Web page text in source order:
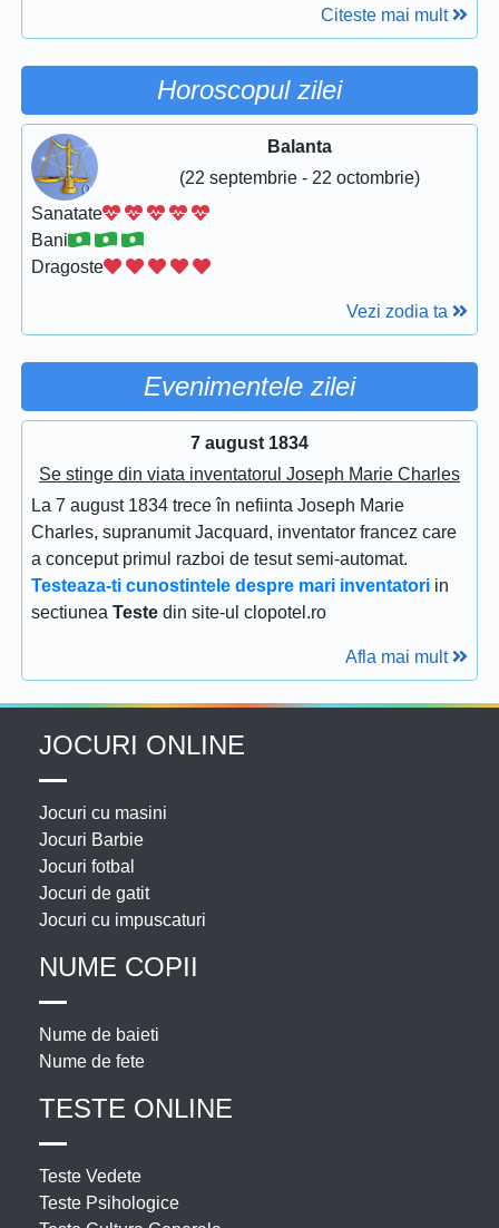
Citeste mai mult
Horoscopul zilei
Balanta
(22 septembrie - 22 octombrie)
Sanatate
Bani
Dragoste
Vezi zodia ta
Evenimentele zilei
7 august 1834
Se stinge din viata inventatorul Joseph Marie Charles
La 7 august 1834 trece în nefiinta Joseph Marie
Charles, supranumit Jacquard, inventator francez care
a conceput primul razboi de tesut semi-automat.
Testeaza-ti cunostintele despre mari inventatori in
sectiunea Teste din site-ul clopotel.ro
Afla mai mult
JOCURI ONLINE
Jocuri cu masini
Jocuri Barbie
Jocuri fotbal
Jocuri de gatit
Jocuri cu impuscaturi
NUME COPII
Nume de baieti
Nume de fete
TESTE ONLINE
Teste Vedete
Teste Psihologice